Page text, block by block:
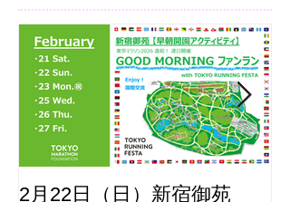
2月22日（日）新宿御苑